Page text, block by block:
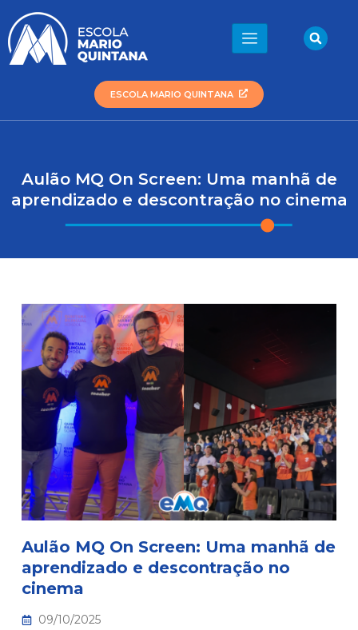
para
conteúdo
ESCOLA MARIO QUINTANA
Aulão MQ On Screen: Uma manhã de
aprendizado e descontração no cinema
Aulão MQ On Screen: Uma manhã de
aprendizado e descontração no
cinema
09/10/2025